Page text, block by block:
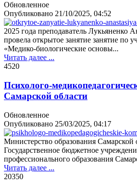
Обновленное
Опубликовано 21/10/2025, 04:52
2025 года преподаватель Лукьяненко
провела открытое занятие занятие по
«Медико-биологические основы...
Читать далее ...
4520
Психолого-
Самарской области
Обновленное
Опубликовано 25/03/2025, 04:17
Министерство образования Самарской
Государственное бюджетное
профессионального образования
Читать далее ...
20350